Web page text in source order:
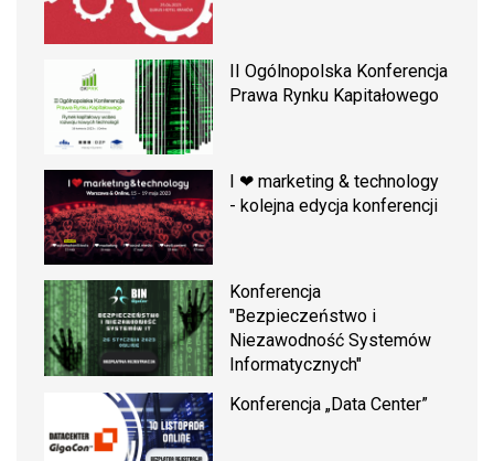
II Ogólnopolska Konferencja
Prawa Rynku Kapitałowego
I ❤ marketing & technology
- kolejna edycja konferencji
Konferencja
"Bezpieczeństwo i
Niezawodność Systemów
Informatycznych"
Konferencja „Data Center”